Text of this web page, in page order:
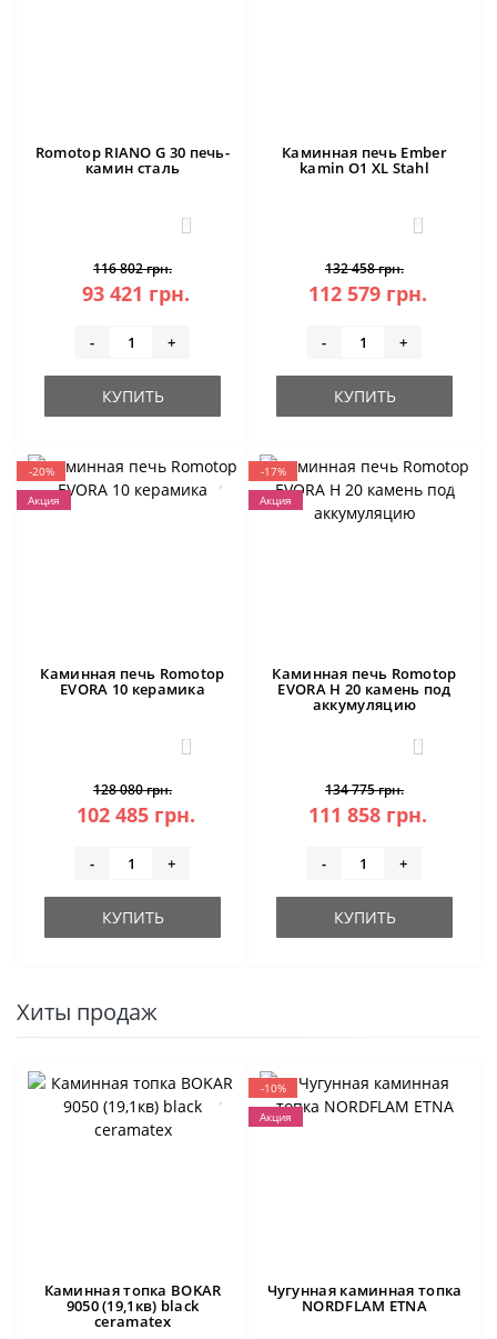
Romotop RIANO G 30 печь-
камин сталь
3
116 802 грн.
93 421 грн.
- +
КУПИТЬ
Каминная печь Ember
kamin O1 XL Stahl
0
132 458 грн.
112 579 грн.
- +
КУПИТЬ
-20%
Акция
Каминная печь Romotop
EVORA 10 керамика
1
128 080 грн.
102 485 грн.
- +
КУПИТЬ
-17%
Акция
Каминная печь Romotop
EVORA H 20 камень под
аккумуляцию
1
134 775 грн.
111 858 грн.
- +
КУПИТЬ
Хиты продаж
Каминная топка BOKAR
9050 (19,1кв) black
ceramatex
-10%
Акция
Чугунная каминная топка
NORDFLAM ETNA